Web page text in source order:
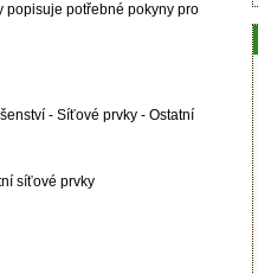
popisuje potřebné pokyny pro
- Síťové prvky - Ostatní
síťové prvky